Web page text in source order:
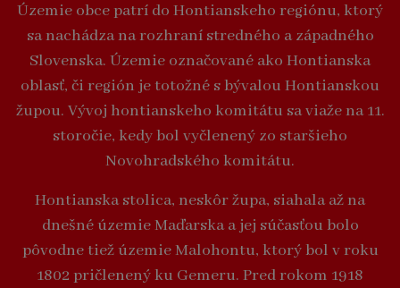
Územie obce patrí do Hontianskeho regiónu, ktorý
sa nachádza na rozhraní stredného a západného
Slovenska. Územie označované ako Hontianska
oblasť, či región je totožné s bývalou Hontianskou
župou. Vývoj hontianskeho komitátu sa viaže na 11.
storočie, kedy bol vyčlenený zo staršieho
Novohradského komitátu.
Hontianska stolica, neskôr župa, siahala až na
dnešné územie Maďarska a jej súčasťou bolo
pôvodne tiež územie Malohontu, ktorý bol v roku
1802 pričlenený ku Gemeru. Pred rokom 1918